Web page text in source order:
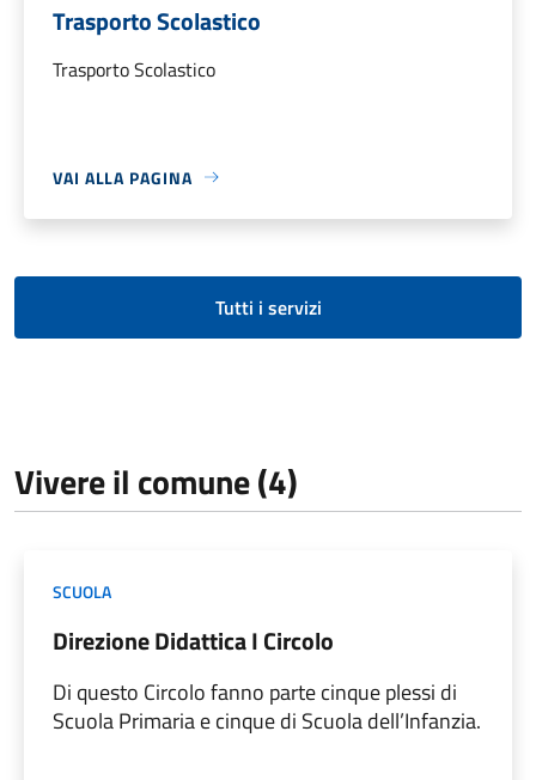
Trasporto Scolastico
Trasporto Scolastico
VAI ALLA PAGINA
Tutti i servizi
Vivere il comune (4)
SCUOLA
Direzione Didattica I Circolo
Di questo Circolo fanno parte cinque plessi di
Scuola Primaria e cinque di Scuola dell’Infanzia.